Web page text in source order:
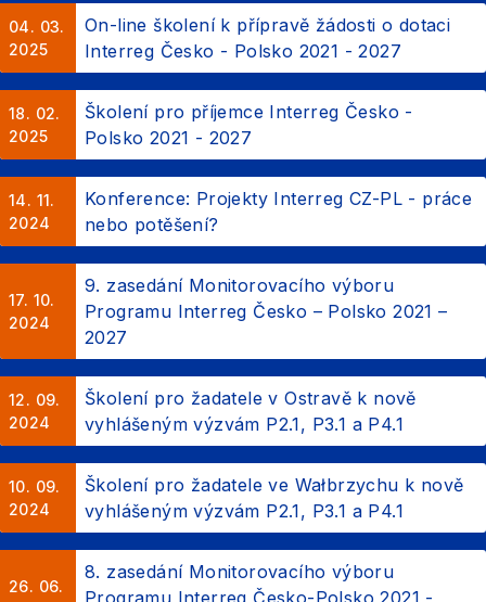
04. 03.
2025
On-line školení k přípravě žádosti o dotaci
Interreg Česko - Polsko 2021 - 2027
18. 02.
2025
Školení pro příjemce Interreg Česko -
Polsko 2021 - 2027
14. 11.
2024
Konference: Projekty Interreg CZ-PL - práce
nebo potěšení?
17. 10.
2024
9. zasedání Monitorovacího výboru
Programu Interreg Česko – Polsko 2021 –
2027
12. 09.
2024
Školení pro žadatele v Ostravě k nově
vyhlášeným výzvám P2.1, P3.1 a P4.1
10. 09.
2024
Školení pro žadatele ve Wałbrzychu k nově
vyhlášeným výzvám P2.1, P3.1 a P4.1
26. 06.
8. zasedání Monitorovacího výboru